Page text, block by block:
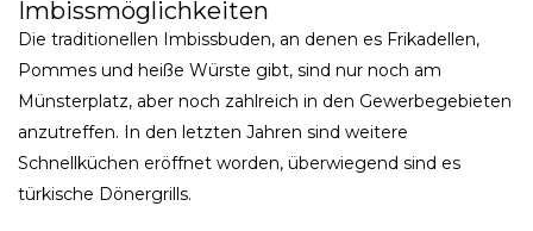
Imbissmöglichkeiten
Die traditionellen Imbissbuden, an denen es Frikadellen,
Pommes und heiße Würste gibt, sind nur noch am
Münsterplatz, aber noch zahlreich in den Gewerbegebieten
anzutreffen. In den letzten Jahren sind weitere
Schnellküchen eröffnet worden, überwiegend sind es
türkische Dönergrills.